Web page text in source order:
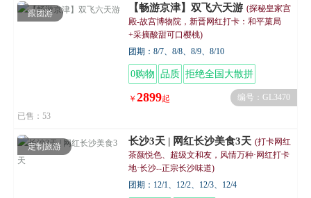
跟团游 【畅游京津】双飞六天游 (探秘皇家宫
殿-故宫博物院，新晋网红打卡：和平菓局
+采摘酸甜可口樱桃)
团期：8/7、8/8、8/9、8/10
0购物 品质 拒绝全国大散拼
￥ 2899起
编号：GL3470
已售：53
定制旅游 长沙3天 | 网红长沙美食3天 (打卡网红
茶颜悦色、超级文和友，风情万种·网红打卡
地·长沙--正宗长沙味道)
团期：12/1、12/2、12/3、12/4